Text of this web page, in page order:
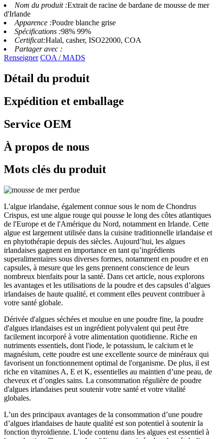
Nom du produit :Extrait de racine de bardane de mousse de mer
d'Irlande
Apparence :Poudre blanche grise
Spécifications :98% 99%
Certificat:Halal, casher, ISO22000, COA
Partager avec :
Renseigner COA / MADS
Détail du produit
Expédition et emballage
Service OEM
À propos de nous
Mots clés du produit
L'algue irlandaise, également connue sous le nom de Chondrus
Crispus, est une algue rouge qui pousse le long des côtes atlantiques
de l'Europe et de l'Amérique du Nord, notamment en Irlande. Cette
algue est largement utilisée dans la cuisine traditionnelle irlandaise et
en phytothérapie depuis des siècles. Aujourd’hui, les algues
irlandaises gagnent en importance en tant qu’ingrédients
superalimentaires sous diverses formes, notamment en poudre et en
capsules, à mesure que les gens prennent conscience de leurs
nombreux bienfaits pour la santé. Dans cet article, nous explorons
les avantages et les utilisations de la poudre et des capsules d’algues
irlandaises de haute qualité, et comment elles peuvent contribuer à
votre santé globale.
Dérivée d'algues séchées et moulue en une poudre fine, la poudre
d'algues irlandaises est un ingrédient polyvalent qui peut être
facilement incorporé à votre alimentation quotidienne. Riche en
nutriments essentiels, dont l'iode, le potassium, le calcium et le
magnésium, cette poudre est une excellente source de minéraux qui
favorisent un fonctionnement optimal de l'organisme. De plus, il est
riche en vitamines A, E et K, essentielles au maintien d’une peau, de
cheveux et d’ongles sains. La consommation régulière de poudre
d'algues irlandaises peut soutenir votre santé et votre vitalité
globales.
L’un des principaux avantages de la consommation d’une poudre
d’algues irlandaises de haute qualité est son potentiel à soutenir la
fonction thyroïdienne. L'iode contenu dans les algues est essentiel à